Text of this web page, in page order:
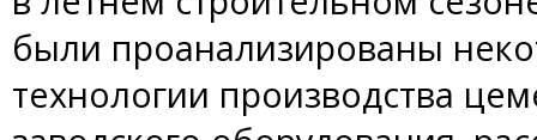
были проанализированы
технологии производства